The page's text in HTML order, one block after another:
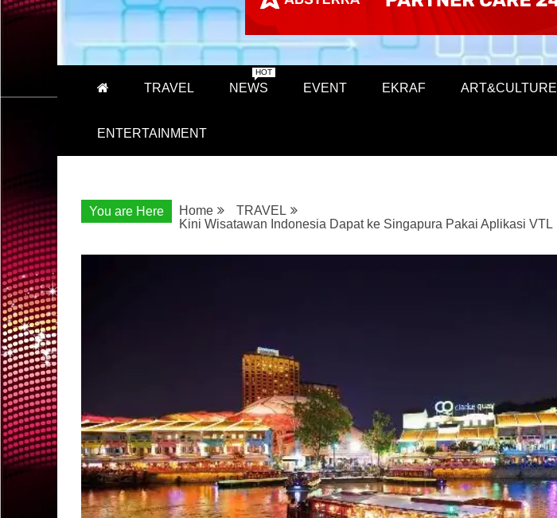
TRAVEL NEWS
HOT
EVENT EKRAF ART&CULTURE
ENTERTAINMENT
You are Here Home
TRAVEL
Kini Wisatawan Indonesia Dapat ke Singapura Pakai Aplikasi VTL